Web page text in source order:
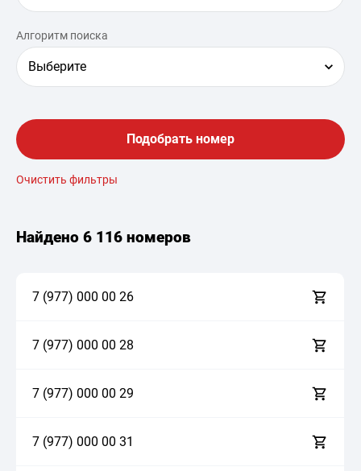
Алгоритм поиска
Выберите
Подобрать номер
Очистить фильтры
Найдено 6 116 номеров
7 (977) 000 00 26
7 (977) 000 00 28
7 (977) 000 00 29
7 (977) 000 00 31